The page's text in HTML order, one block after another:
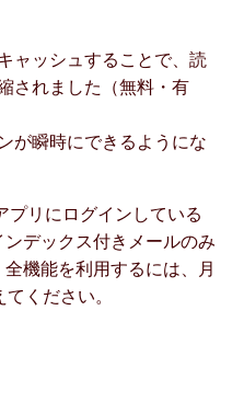
ャッシュすることで、読
されました（無料・有
が瞬時にできるようにな
リにログインしている
デックス付きメールのみ
機能を利用するには、月
ください。